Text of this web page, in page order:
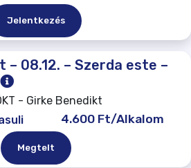
Jelentkezés
– 08.12. – Szerda este –
- Girke Benedikt
4.600 Ft/Alkalom
Megtelt